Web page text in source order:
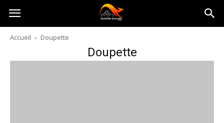
Australia-
australie.com
Accueil Doupette
Doupette